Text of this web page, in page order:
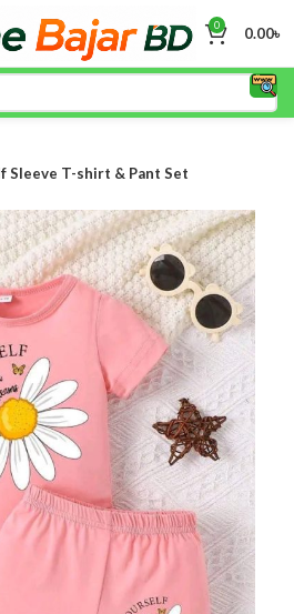
0 0.00৳
Sleeve T-shirt & Pant Set